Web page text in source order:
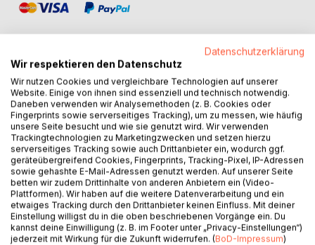
BESCHREIBUNG
Der Himalaja ist das Traumziel für Bergsteiger aus aller
Welt.
Begleiten Sie den Autor auf einer Trekkingtour im Khumbu-
Gebiet, mitten in der faszinierenden Hochgebirgswelt des
Himalaja in Nepal.
Unterwegs erwarten Sie viele persönliche Erlebnisse und
Erfahrungen, detaillierte Informationen und Tipps rund ums
Trekking, sowie zahlreiche beeindruckende Farbfotos.
Datenschutzerklärung
Wir respektieren den Datenschutz
Wir nutzen Cookies und vergleichbare Technologien auf unserer
Website. Einige von ihnen sind essenziell und technisch notwendig.
Daneben verwenden wir Analysemethoden (z. B. Cookies oder
Fingerprints sowie serverseitiges Tracking), um zu messen, wie häufig
unsere Seite besucht und wie sie genutzt wird. Wir verwenden
Trackingtechnologien zu Marketingzwecken und setzen hierzu
serverseitiges Tracking sowie auch Drittanbieter ein, wodurch ggf.
geräteübergreifend Cookies, Fingerprints, Tracking-Pixel, IP-Adressen
sowie gehashte E-Mail-Adressen genutzt werden. Auf unserer Seite
betten wir zudem Drittinhalte von anderen Anbietern ein (Video-
Plattformen). Wir haben auf die weitere Datenverarbeitung und ein
etwaiges Tracking durch den Drittanbieter keinen Einfluss. Mit deiner
Einstellung willigst du in die oben beschriebenen Vorgänge ein. Du
kannst deine Einwilligung (z. B. im Footer unter „Privacy-Einstellungen“)
jederzeit mit Wirkung für die Zukunft widerrufen. (BoD-Impressum)